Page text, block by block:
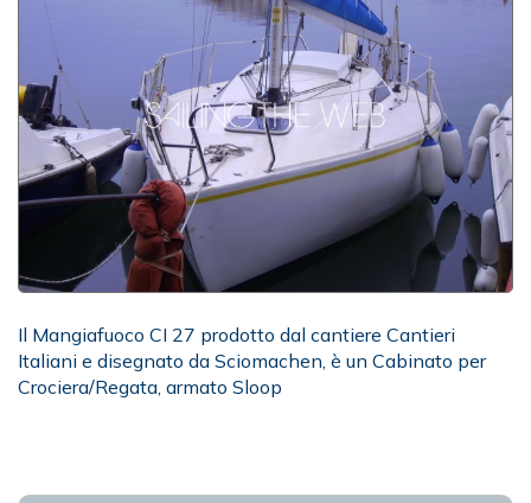
Il Mangiafuoco CI 27 prodotto dal cantiere Cantieri
Italiani e disegnato da Sciomachen, è un Cabinato per
Crociera/Regata, armato Sloop